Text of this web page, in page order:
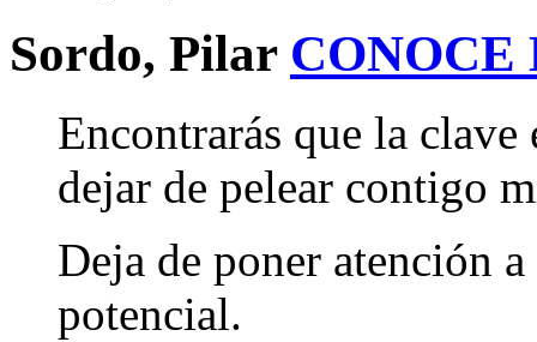
Sordo, Pilar CONOCE
Encontrarás que la clave
dejar de pelear contigo
Deja de poner atención
potencial.